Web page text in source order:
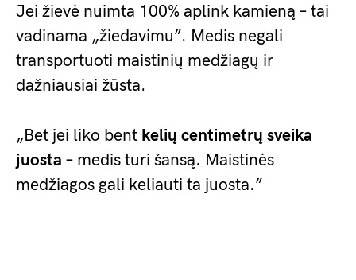
Jei žievė nuimta 100% aplink kamieną – tai
vadinama „žiedavimu”. Medis negali
transportuoti maistinių medžiagų ir
dažniausiai žūsta.
„Bet jei liko bent kelių centimetrų sveika
juosta – medis turi šansą. Maistinės
medžiagos gali keliauti ta juosta.”